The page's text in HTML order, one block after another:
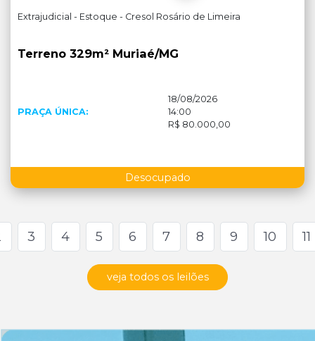
Extrajudicial - Estoque - Cresol Rosário de Limeira
Terreno 329m² Muriaé/MG
PRAÇA ÚNICA:
18/08/2026
14:00
R$ 80.000,00
Desocupado
3 4 5 6 7 8 9 10 11
veja todos os leilões